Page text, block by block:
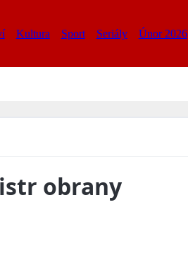
Kultura Sport Seriály Únor 2026
obrany